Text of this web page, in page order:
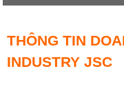
THÔNG TIN
INDUSTRY JSC